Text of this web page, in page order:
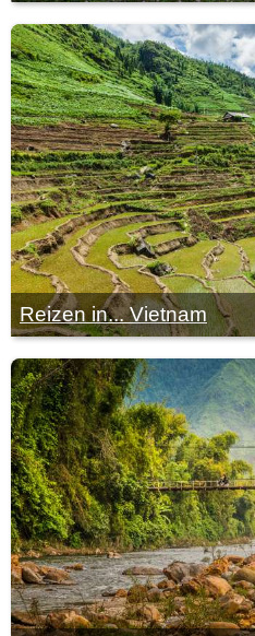
Reizen in... Vietnam